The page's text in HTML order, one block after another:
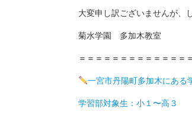
大変申し訳ございませんが、
菊水学園 多加木教室
＝＝＝＝＝＝＝＝＝＝＝＝＝
一宮市丹陽町多加木にある
学習部対象生：小１〜高３